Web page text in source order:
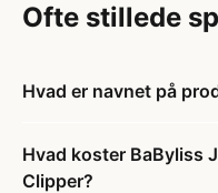
Ofte stillede
Hvad er navnet på
Hvad koster BaByliss
Clipper?